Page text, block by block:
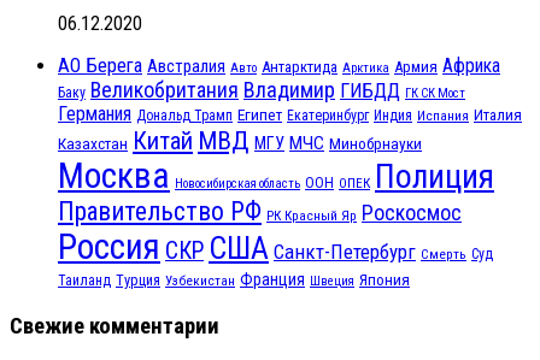
06.12.2020
АО Берега Австралия Авто Антарктида Арктика Армия Африка
Баку Великобритания Владимир ГИБДД ГК СК Мост
Германия Дональд Трамп Египет Екатеринбург Индия Испания Италия
Казахстан Китай МВД МГУ МЧС Минобрнауки
Москва Новосибирская область ООН ОПЕК Полиция
Правительство РФ РК Красный Яр Роскосмос
Россия СКР США Санкт-Петербург Смерть Суд
Таиланд Турция Узбекистан Франция Швеция Япония
Свежие комментарии